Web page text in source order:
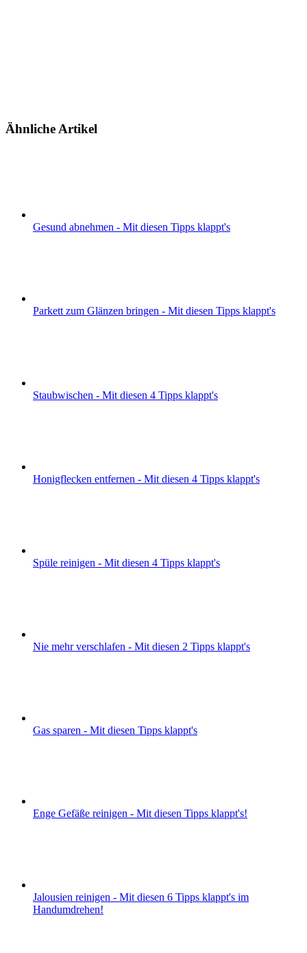
Ähnliche Artikel
Gesund abnehmen - Mit diesen Tipps klappt's
Parkett zum Glänzen bringen - Mit diesen Tipps klappt's
Staubwischen - Mit diesen 4 Tipps klappt's
Honigflecken entfernen - Mit diesen 4 Tipps klappt's
Spüle reinigen - Mit diesen 4 Tipps klappt's
Nie mehr verschlafen - Mit diesen 2 Tipps klappt's
Gas sparen - Mit diesen Tipps klappt's
Enge Gefäße reinigen - Mit diesen Tipps klappt's!
Jalousien reinigen - Mit diesen 6 Tipps klappt's im
Handumdrehen!